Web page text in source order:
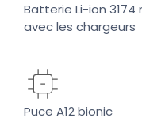
Batterie Li-ion
avec les chargeurs
Puce A12 bionic